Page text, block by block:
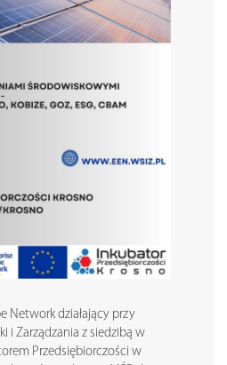
Network działający przy
i Zarządzania z siedzibą w
Przedsiębiorczości w